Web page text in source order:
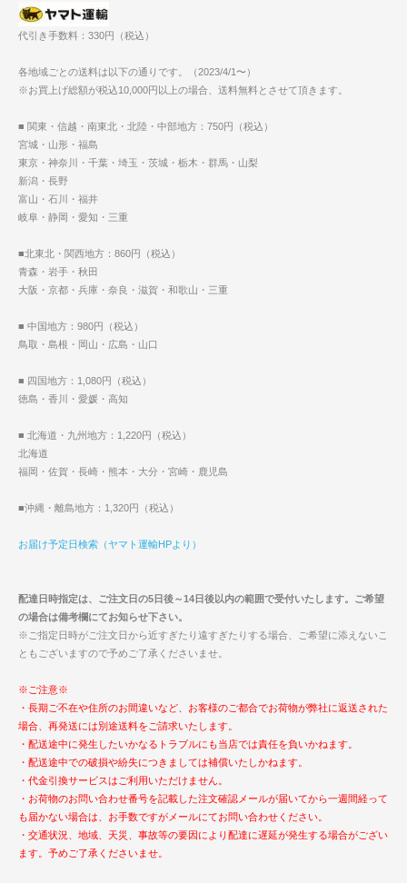
代引き手数料：330円（税込）
各地域ごとの送料は以下の通りです。（2023/4/1〜）
※お買上げ総額が税込10,000円以上の場合、送料無料とさせて頂きます。
■ 関東・信越・南東北・北陸・中部地方：750円（税込）
宮城・山形・福島
東京・神奈川・千葉・埼玉・茨城・栃木・群馬・山梨
新潟・長野
富山・石川・福井
岐阜・静岡・愛知・三重
■北東北・関西地方：860円（税込）
青森・岩手・秋田
大阪・京都・兵庫・奈良・滋賀・和歌山・三重
■ 中国地方：980円（税込）
鳥取・島根・岡山・広島・山口
■ 四国地方：1,080円（税込）
徳島・香川・愛媛・高知
■ 北海道・九州地方：1,220円（税込）
北海道
福岡・佐賀・長崎・熊本・大分・宮崎・鹿児島
■沖縄・離島地方：1,320円（税込）
お届け予定日検索（ヤマト運輸HPより）
配達日時指定は、ご注文日の5日後～14日後以内の範囲で受付いたします。ご希望
の場合は備考欄にてお知らせ下さい。
※ご指定日時がご注文日から近すぎたり遠すぎたりする場合、ご希望に添えないこ
ともございますので予めご了承くださいませ。
※ご注意※
・長期ご不在や住所のお間違いなど、お客様のご都合でお荷物が弊社に返送された
場合、再発送には別途送料をご請求いたします。
・配送途中に発生したいかなるトラブルにも当店では責任を負いかねます。
・配送途中での破損や紛失につきましては補償いたしかねます。
・代金引換サービスはご利用いただけません。
・お荷物のお問い合わせ番号を記載した注文確認メールが届いてから一週間経って
も届かない場合は、お手数ですがメールにてお問い合わせください。
・交通状況、地域、天災、事故等の要因により配達に遅延が発生する場合がござい
ます。予めご了承くださいませ。